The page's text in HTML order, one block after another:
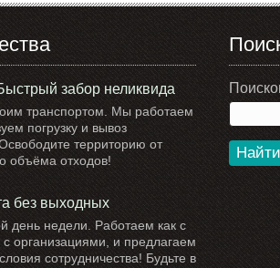
забор неликвида
транспортом. Мы работаем
погрузку и вывоз
территорию от
объёма отходов!
без выходных
день недели. Работаем как с
организациями, и предлагаем
сотрудничества! Будьте в
Найти